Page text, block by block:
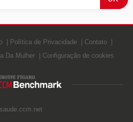
Política de Privacidade
Contato
Da Mulher Configuração de cookies
saude.ccm.net